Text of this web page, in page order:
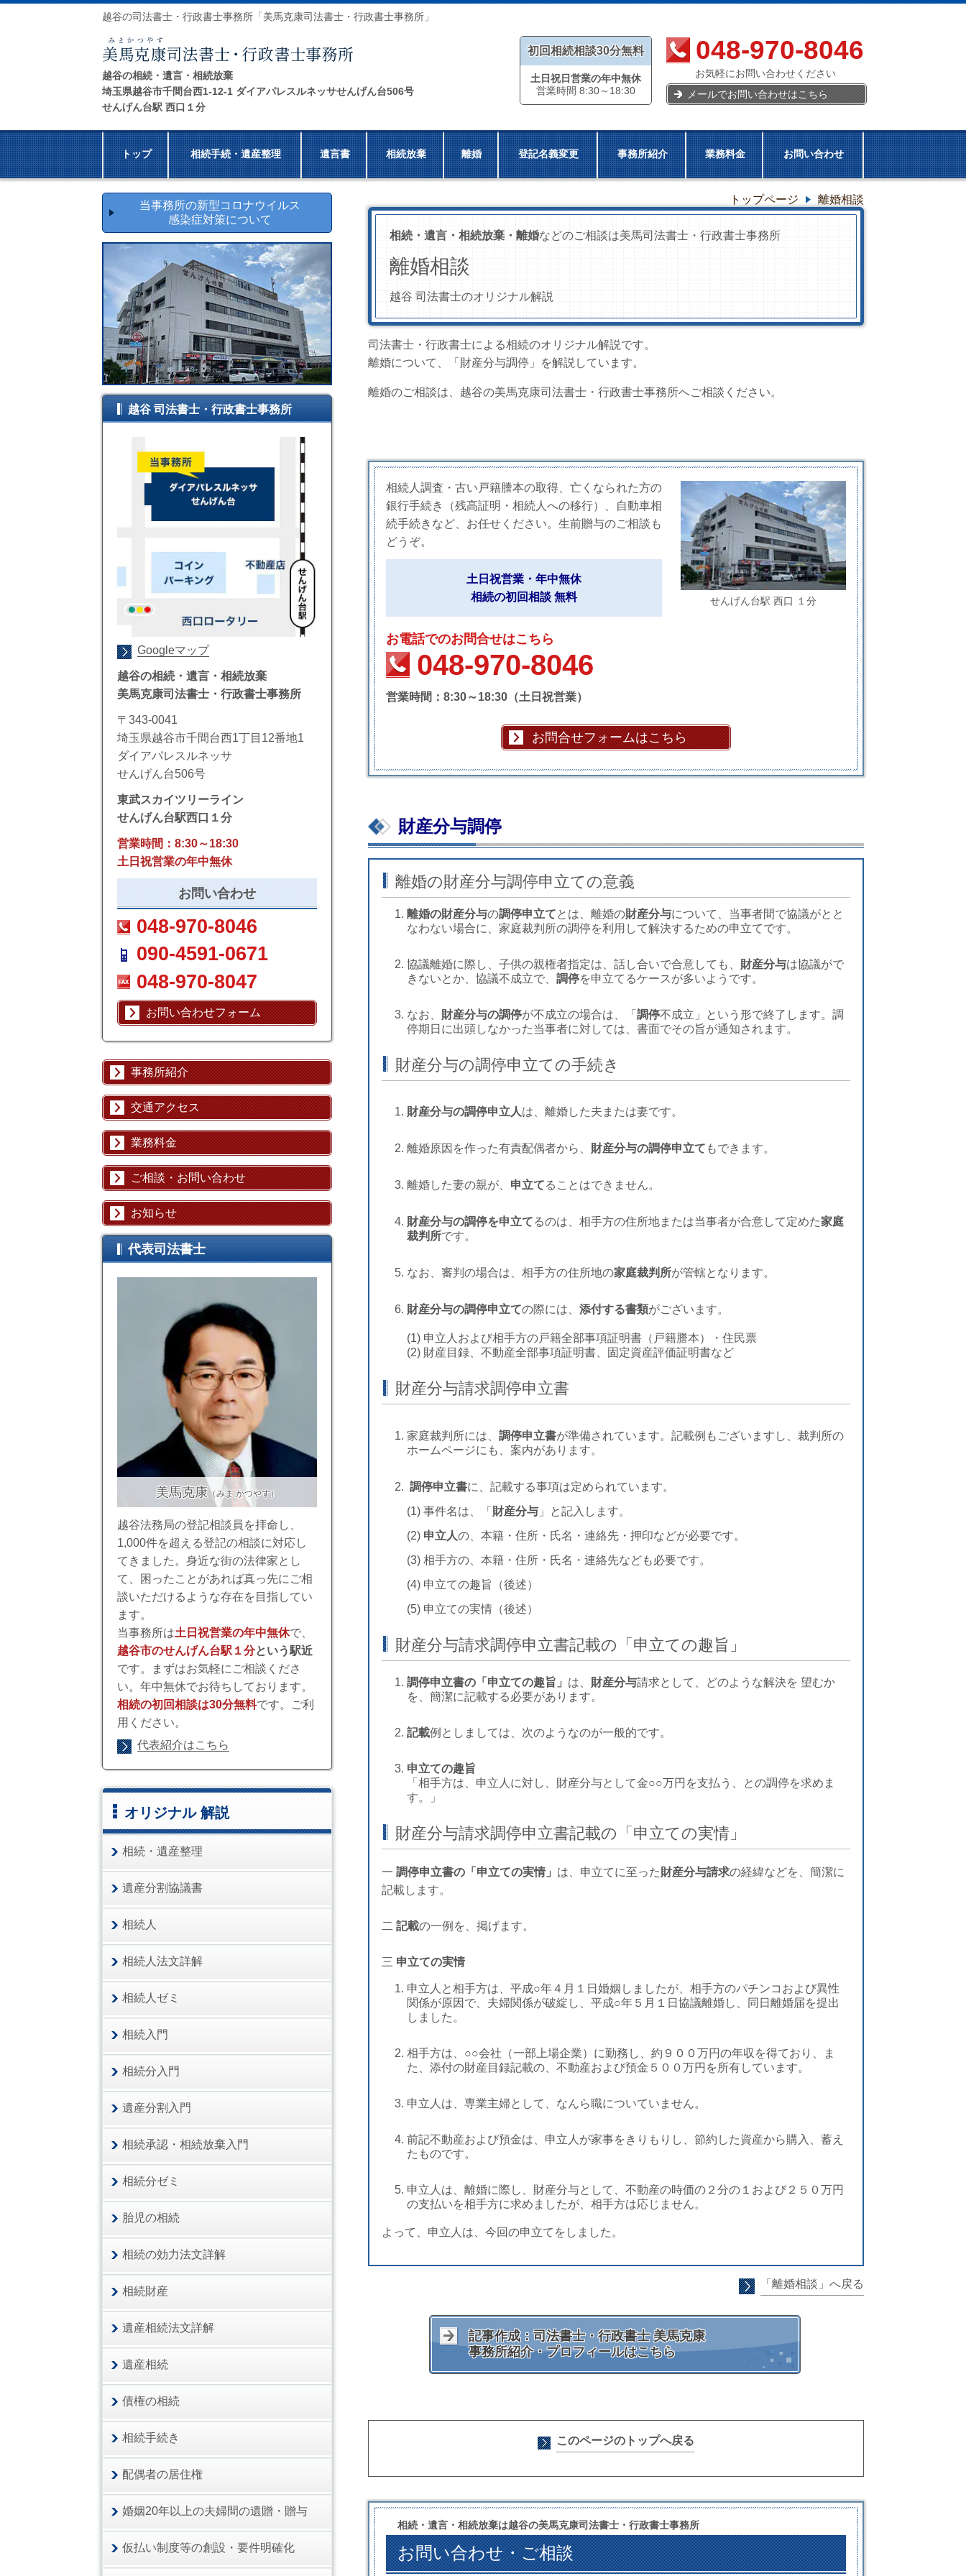
越谷の司法書士・行政書士事務所「美馬克康司法書士・行政書士事務所」
越谷の相続・遺言・相続放棄
埼玉県越谷市千間台西1-12-1 ダイアパレスルネッサせんげん台506号
せんげん台駅 西口１分
初回相続相談30分無料
土日祝日営業の年中無休
営業時間 8:30～18:30
048-970-8046
お気軽にお問い合わせください
メールでお問い合わせはこちら
トップ 相続手続・遺産整理 遺言書 相続放棄 離婚 登記名義変更 事務所紹介 業務料金 お問い合わせ
トップページ 離婚相談
相続・遺言・相続放棄・離婚などのご相談は美馬司法書士・行政書士事務所
離婚相談
越谷 司法書士のオリジナル解説
司法書士・行政書士による相続のオリジナル解説です。
離婚について、「財産分与調停」を解説しています。
離婚のご相談は、越谷の美馬克康司法書士・行政書士事務所へご相談ください。
せんげん台駅 西口 １分
相続人調査・古い戸籍謄本の取得、亡くなられた方の
銀行手続き（残高証明・相続人への移行）、自動車相
続手続きなど、お任せください。生前贈与のご相談も
どうぞ。
土日祝営業・年中無休
相続の初回相談 無料
お電話でのお問合せはこちら
048-970-8046
営業時間：8:30～18:30（土日祝営業）
お問合せフォームはこちら
財産分与調停
離婚の財産分与調停申立ての意義
離婚の財産分与の調停申立てとは、離婚の財産分与について、当事者間で協議がとと
なわない場合に、家庭裁判所の調停を利用して解決するための申立てです。
協議離婚に際し、子供の親権者指定は、話し合いで合意しても、 財産分与は協議がで
きないとか、協議不成立で、調停を申立てるケースが多いようです。
なお、 財産分与の調停が不成立の場合は、「調停不成立」という形で終了します。調
停期日に出頭しなかった当事者に対しては、書面でその旨が通知されます。
財産分与の調停申立ての手続き
財産分与の調停申立人は、離婚した夫または妻です。
離婚原因を作った有責配偶者から、 財産分与の調停申立て もできます。
離婚した妻の親が、 申立てることはできません。
財産分与の調停を申立てるのは、相手方の住所地または当事者が合意して定めた家庭
裁判所です。
なお、審判の場合は、相手方の住所地の家庭裁判所が管轄となります。
財産分与の調停申立ての際には、添付する書類がございます。
(1) 申立人および相手方の戸籍全部事項証明書（戸籍謄本）・住民票
(2) 財産目録、不動産全部事項証明書、固定資産評価証明書など
財産分与請求調停申立書
家庭裁判所には、調停申立書が準備されています。記載例もございますし、裁判所の
ホームページにも、案内があります。
調停申立書に、記載する事項は定められています。
(1) 事件名は、「 財産分与 」と記入します。
(2) 申立人の、本籍・住所・氏名・連絡先・押印などが必要です。
(3) 相手方の、本籍・住所・氏名・連絡先なども必要です。
(4) 申立ての趣旨（後述）
(5) 申立ての実情（後述）
財産分与請求調停申立書記載の「申立ての趣旨」
調停申立書の「申立ての趣旨」 は、 財産分与請求として、どのような解決を 望むか
を、簡潔に記載する必要があります。
記載例としましては、次のようなのが一般的です。
申立ての趣旨
「相手方は、申立人に対し、財産分与として金○○万円を支払う、との調停を求めま
す。」
財産分与請求調停申立書記載の「申立ての実情」
一調停申立書の「申立ての実情」 は、申立てに至った財産分与請求の経緯などを、簡潔に
記載します。
二記載の一例を、掲げます。
三 申立ての実情
申立人と相手方は、平成○年４月１日婚姻しましたが、相手方のパチンコおよび異性
関係が原因で、夫婦関係が破綻し、平成○年５月１日協議離婚し、同日離婚届を提出
しました。
相手方は、○○会社（一部上場企業）に勤務し、約９００万円の年収を得ており、ま
た、添付の財産目録記載の、不動産および預金５００万円を所有しています。
申立人は、専業主婦として、なんら職についていません。
前記不動産および預金は、申立人が家事をきりもりし、節約した資産から購入、蓄え
たものです。
申立人は、離婚に際し、財産分与として、不動産の時価の２分の１および２５０万円
の支払いを相手方に求めましたが、相手方は応じません。
よって、申立人は、今回の申立てをしました。
「離婚相談」へ戻る
記事作成：司法書士・行政書士 美馬克康
事務所紹介・プロフィールはこちら
このページのトップへ戻る
相続・遺言・相続放棄は越谷の美馬克康司法書士・行政書士事務所
お問い合わせ・ご相談
当事務所の新型コロナウイルス
感染症対策について
越谷 司法書士・行政書士事務所
Googleマップ
越谷の相続・遺言・相続放棄
美馬克康司法書士・行政書士事務所
〒343-0041
埼玉県越谷市千間台西1丁目12番地1
ダイアパレスルネッサ
せんげん台506号
東武スカイツリーライン
せんげん台駅西口１分
営業時間：8:30～18:30
土日祝営業の年中無休
お問い合わせ
048-970-8046
090-4591-0671
048-970-8047
お問い合わせフォーム
事務所紹介
交通アクセス
業務料金
ご相談・お問い合わせ
お知らせ
代表司法書士
美馬克康（みま かつやす）
越谷法務局の登記相談員を拝命し、
1,000件を超える登記の相談に対応し
てきました。身近な街の法律家とし
て、困ったことがあれば真っ先にご相
談いただけるような存在を目指してい
ます。
当事務所は土日祝営業の年中無休で、
越谷市のせんげん台駅１分という駅近
です。まずはお気軽にご相談くださ
い。年中無休でお待ちしております。
相続の初回相談は30分無料です。ご利
用ください。
代表紹介はこちら
オリジナル 解説
相続・遺産整理
遺産分割協議書
相続人
相続人法文詳解
相続人ゼミ
相続入門
相続分入門
遺産分割入門
相続承認・相続放棄入門
相続分ゼミ
胎児の相続
相続の効力法文詳解
相続財産
遺産相続法文詳解
遺産相続
債権の相続
相続手続き
配偶者の居住権
婚姻20年以上の夫婦間の遺贈・贈与
仮払い制度等の創設・要件明確化